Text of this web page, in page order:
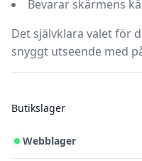
Bevarar skärmens
Det självklara valet för
snyggt utseende med
Butikslager
Webblager